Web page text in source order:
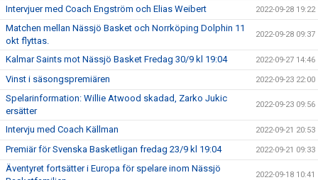
Intervjuer med Coach Engström och Elias Weibert 2022-09-28 19:22
Matchen mellan Nässjö Basket och Norrköping Dolphin 11
okt flyttas.
2022-09-28 09:37
Kalmar Saints mot Nässjö Basket Fredag 30/9 kl 19:04 2022-09-27 14:46
Vinst i säsongspremiären 2022-09-23 22:00
Spelarinformation: Willie Atwood skadad, Zarko Jukic
ersätter
2022-09-23 09:56
Intervju med Coach Källman 2022-09-21 20:53
Premiär för Svenska Basketligan fredag 23/9 kl 19:04 2022-09-21 09:33
Äventyret fortsätter i Europa för spelare inom Nässjö
2022-09-18 10:41